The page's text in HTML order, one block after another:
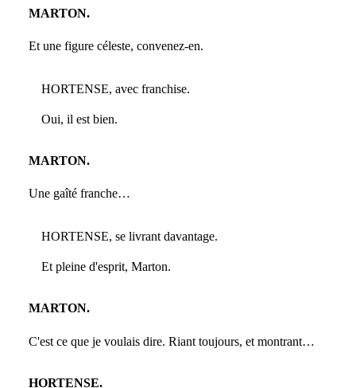
MARTON.
Et une figure céleste, convenez-en.
HORTENSE, avec franchise.
Oui, il est bien.
MARTON.
Une gaîté franche…
HORTENSE, se livrant davantage.
Et pleine d'esprit, Marton.
MARTON.
C'est ce que je voulais dire. Riant toujours, et montrant…
HORTENSE.